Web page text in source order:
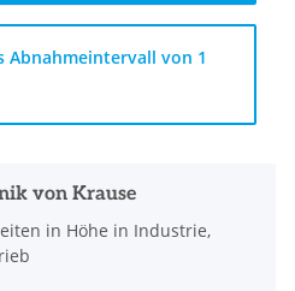
Abnahmeintervall von 1
von Krause
in Höhe in Industrie,